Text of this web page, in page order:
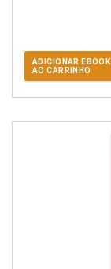
ADICIONAR EBOOK
AO CARRINHO